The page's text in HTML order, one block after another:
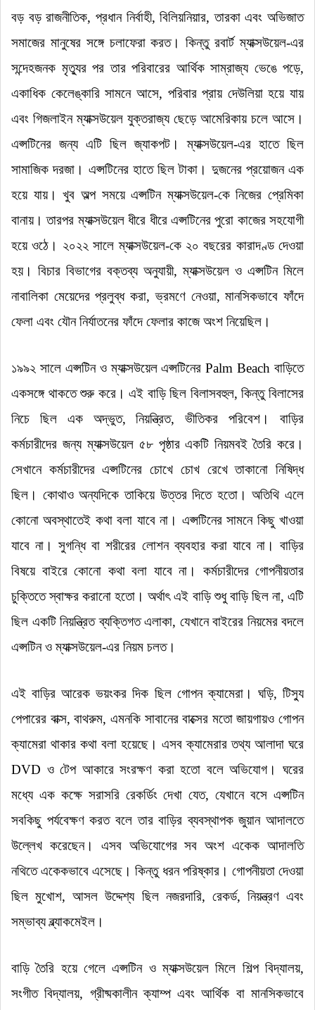
বড় বড় রাজনীতিক, প্রধান নির্বাহী, বিলিয়নিয়ার, তারকা এবং অভিজাত
সমাজের মানুষের সঙ্গে চলাফেরা করত।কিন্তু রবার্ট ম্যাক্সউয়েল-এর
সন্দেহজনক মৃত্যুর পর তার পরিবারের আর্থিক সাম্রাজ্য ভেঙে পড়ে,
একাধিক কেলেঙ্কারি সামনে আসে, পরিবার প্রায় দেউলিয়া হয়ে যায়
এবং গিজলাইন ম্যাক্সউয়েল যুক্তরাজ্য ছেড়ে আমেরিকায় চলে আসে ।
এপ্সটিনের জন্য এটি ছিল জ্যাকপট ।ম্যাক্সউয়েল-এর হাতে ছিল
সামাজিক দরজা । এপ্সটিনের হাতে ছিল টাকা । দুজনের প্রয়োজন এক
হয়ে যায়।খুব অল্প সময়ে এপ্সটিন ম্যাক্সউয়েল-কে নিজের প্রেমিকা
বানায়।তারপর ম্যাক্সউয়েল ধীরে ধীরে এপ্সটিনের পুরো কাজের সহযোগী
হয়ে ওঠে । ২০২২ সালে ম্যাক্সউয়েল-কে ২০ বছরের কারাদণ্ড দেওয়া
হয়। বিচার বিভাগের বক্তব্য অনুযায়ী, ম্যাক্সউয়েল ও এপ্সটিন মিলে
নাবালিকা মেয়েদের প্রলুব্ধ করা, ভ্রমণে নেওয়া, মানসিকভাবে ফাঁদে
ফেলা এবং যৌন নির্যাতনের ফাঁদে ফেলার কাজে অংশ নিয়েছিল ।
১৯৯২ সালে এপ্সটিন ও ম্যাক্সউয়েল এপ্সটিনের Palm Beach বাড়িতে
একসঙ্গে থাকতে শুরু করে।এই বাড়ি ছিল বিলাসবহুল, কিন্তু বিলাসের
নিচে ছিল এক অদ্ভুত, নিয়ন্ত্রিত, ভীতিকর পরিবেশ ।বাড়ির
কর্মচারীদের জন্য ম্যাক্সউয়েল ৫৮ পৃষ্ঠার একটি নিয়মবই তৈরি করে ।
সেখানে কর্মচারীদের এপ্সটিনের চোখে চোখ রেখে তাকানো নিষিদ্ধ
ছিল । কোথাও অন্যদিকে তাকিয়ে উত্তর দিতে হতো।অতিথি এলে
কোনো অবস্থাতেই কথা বলা যাবে না । এপ্সটিনের সামনে কিছু খাওয়া
যাবে না ।সুগন্ধি বা শরীরের লোশন ব্যবহার করা যাবে না।বাড়ির
বিষয়ে বাইরে কোনো কথা বলা যাবে না । কর্মচারীদের গোপনীয়তার
চুক্তিতে স্বাক্ষর করানো হতো ।অর্থাৎ এই বাড়ি শুধু বাড়ি ছিল না, এটি
ছিল একটি নিয়ন্ত্রিত ব্যক্তিগত এলাকা, যেখানে বাইরের নিয়মের বদলে
এপ্সটিন ও ম্যাক্সউয়েল-এর নিয়ম চলত।
এই বাড়ির আরেক ভয়ংকর দিক ছিল গোপন ক্যামেরা। ঘড়ি, টিস্যু
পেপারের বাক্স, বাথরুম, এমনকি সাবানের বাক্সের মতো জায়গায়ও গোপন
ক্যামেরা থাকার কথা বলা হয়েছে । এসব ক্যামেরার তথ্য আলাদা ঘরে
DVD ও টেপ আকারে সংরক্ষণ করা হতো বলে অভিযোগ ।ঘরের
মধ্যে এক কক্ষে সরাসরি রেকর্ডিং দেখা যেত, যেখানে বসে এপ্সটিন
সবকিছু পর্যবেক্ষণ করত বলে তার বাড়ির ব্যবস্থাপক জুয়ান আদালতে
উল্লেখ করেছেন। এসব অভিযোগের সব অংশ একেক আদালতি
নথিতে একেকভাবে এসেছে ।কিন্তু ধরন পরিষ্কার। গোপনীয়তা দেওয়া
ছিল মুখোশ, আসল উদ্দেশ্য ছিল নজরদারি, রেকর্ড, নিয়ন্ত্রণ এবং
সম্ভাব্য ব্ল্যাকমেইল ।
বাড়ি তৈরি হয়ে গেলে এপ্সটিন ও ম্যাক্সউয়েল মিলে শিল্প বিদ্যালয়,
সংগীত বিদ্যালয়, গ্রীষ্মকালীন ক্যাম্প এবং আর্থিক বা মানসিকভাবে